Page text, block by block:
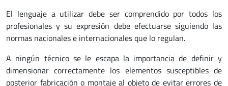
El lenguaje a utilizar debe ser comprendido por todos los
profesionales y su expresión debe efectuarse siguiendo las
normas nacionales e internacionales que lo regulan.
A ningún técnico se le escapa la importancia de definir y
dimensionar correctamente los elementos susceptibles de
posterior fabricación o montaje al objeto de evitar errores de